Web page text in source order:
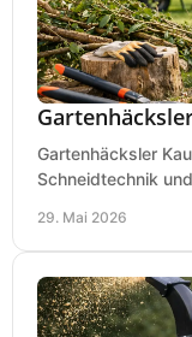
Gartenhäcksler
Schneidtechnik
29. Mai 2026